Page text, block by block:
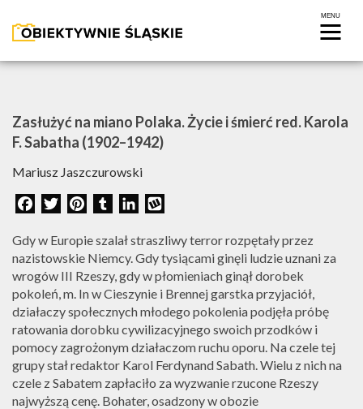
FOTOREPORTAŻ
WIDEO
FOTOKAST
Zasłużyć na miano Polaka. Życie i śmierć red. Karola
F. Sabatha (1902–1942)
Mariusz Jaszczurowski
FacebookTwitterPinterestTumblrLinkedIn
Gdy w Europie szalał straszliwy terror rozpętały przez
nazistowskie Niemcy. Gdy tysiącami ginęli ludzie uznani za
wrogów III Rzeszy, gdy w płomieniach ginął dorobek
pokoleń, m. In w Cieszynie i Brennej garstka przyjaciół,
działaczy społecznych młodego pokolenia podjęła próbę
ratowania dorobku cywilizacyjnego swoich przodków i
pomocy zagrożonym działaczom ruchu oporu. Na czele tej
grupy stał redaktor Karol Ferdynand Sabath. Wielu z nich na
czele z Sabatem zapłaciło za wyzwanie rzucone Rzeszy
najwyższą cenę. Bohater, osadzony w obozie